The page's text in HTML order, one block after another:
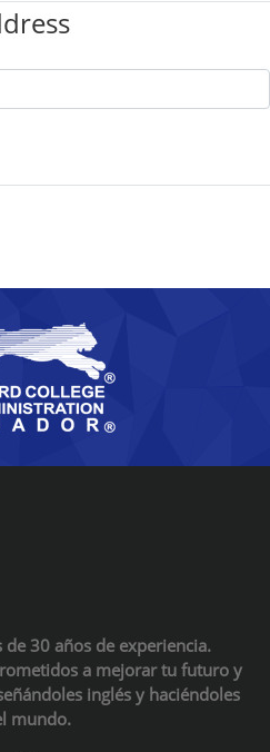
30 años de experiencia.
a mejorar tu futuro y
inglés y haciéndoles
mundo.